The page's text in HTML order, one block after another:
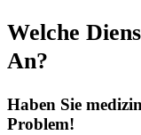
Welche
An?
Haben Sie
Problem!